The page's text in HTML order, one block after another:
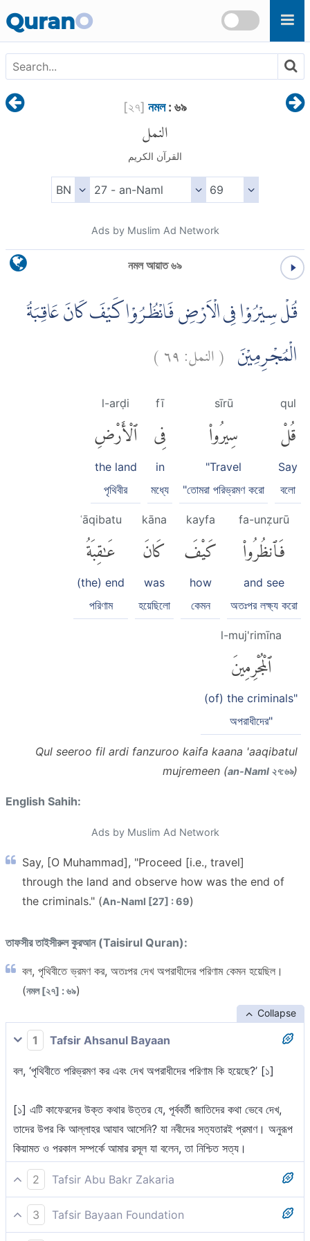
QuranO
[২৭] নমল: ৬৯
النمل
القرآن الكريم
Ads by Muslim Ad Network
নমল আয়াত ৬৯
قُلْ سِيْرُوْا فِى الْاَرْضِ فَانْظُرُوْا كَيْفَ كَانَ عَاقِبَةُ
الْمُجْرِمِيْنَ (النمل:٦٩)
qul
قُلْ
Say
বলো
sīrū
سِيرُوا۟
"Travel
"তোমরা পরিভ্রমণ করো
fī
فِى
in
মধ্যে
l-arḍi
ٱلْأَرْضِ
the land
পৃথিবীর
fa-unẓurū
فَٱنظُرُوا۟
and see
অতঃপর লক্ষ্য করো
kayfa
كَيْفَ
how
কেমন
kāna
كَانَ
was
হয়েছিলো
ʿāqibatu
عَٰقِبَةُ
(the) end
পরিণাম
l-muj'rimīna
ٱلْمُجْرِمِينَ
(of) the criminals"
অপরাধীদের"
Qul seeroo fil ardi fanzuroo kaifa kaana 'aaqibatul
mujremeen (an-Naml ২৭:৬৯)
English Sahih:
Ads by Muslim Ad Network
Say, [O Muhammad], "Proceed [i.e., travel]
through the land and observe how was the end of
the criminals." (An-Naml [27] : 69)
তাফসীর তাইসীরুল কুরআন (Taisirul Quran):
বল, পৃথিবীতে ভ্রমণ কর, অতঃপর দেখ অপরাধীদের পরিণাম কেমন হয়েছিল।
(নমল [২৭] : ৬৯)
Collapse
1 Tafsir Ahsanul Bayaan
বল, ‘পৃথিবীতে পরিভ্রমণ কর এবং দেখ অপরাধীদের পরিণাম কি হয়েছে?’ [১]
[১] এটি কাফেরদের উক্ত কথার উত্তর যে, পূর্ববর্তী জাতিদের কথা ভেবে দেখ,
তাদের উপর কি আল্লাহর আযাব আসেনি? যা নবীদের সত্যতারই প্রমাণ। অনুরূপ
কিয়ামত ও পরকাল সম্পর্কে আমার রসূল যা বলেন, তা নিশ্চিত সত্য।
2 Tafsir Abu Bakr Zakaria
বলুন, ‘তোমরা যমীনে পরিভ্রমণ কর অতঃপর দেখ অপরাধীদের পরিণাম কিরূপ
হয়েছিল [১]।’
3 Tafsir Bayaan Foundation